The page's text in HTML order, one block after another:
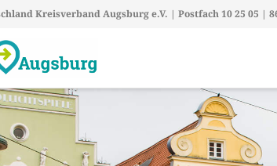
Kreisverband Augsburg e.V. | Postfach 10 25 05 |